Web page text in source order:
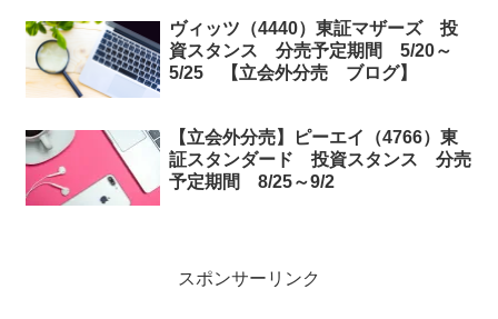
ヴィッツ（4440）東証マザーズ 投
資スタンス 分売予定期間 5/20～
5/25 【立会外分売 ブログ】
【立会外分売】ピーエイ（4766）東
証スタンダード 投資スタンス 分売
予定期間 8/25～9/2
スポンサーリンク